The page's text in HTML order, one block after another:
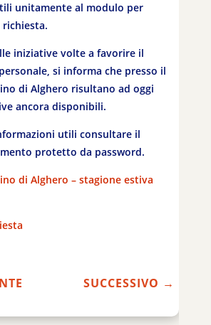
unitamente al modulo per
iniziative volte a favorire il
si informa che presso il
di Alghero risultano ad oggi
ancora disponibili.
utili consultare il
protetto da password.
di Alghero – stagione estiva
SUCCESSIVO →